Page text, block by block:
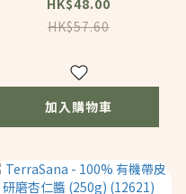
HK$57.60
加入購物車